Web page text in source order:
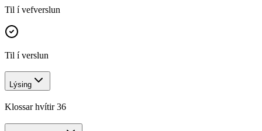
Til í vefverslun
Til í verslun
Lýsing
Klossar hvítir 36